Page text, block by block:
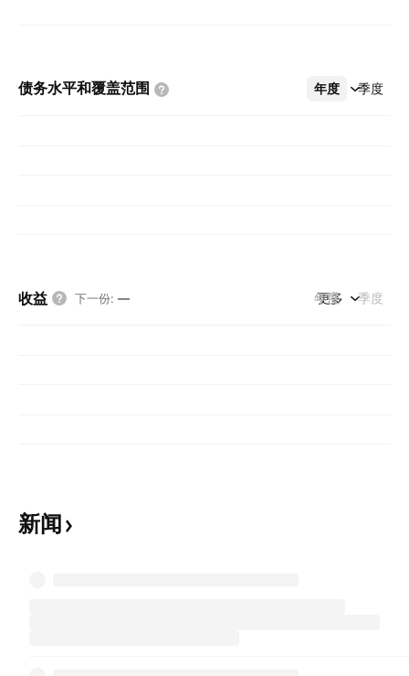
债务水平和覆盖范围 年度 季度
更多
收益 下一份: — 年度 季度
更多
新闻